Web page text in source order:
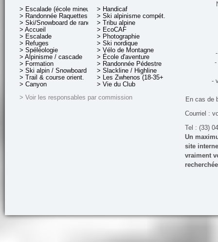
> Escalade (école mineurs)
> Randonnée Raquettes
> Ski/Snowboard de rando.
> Accueil
> Escalade
> Refuges
> Spéléologie
> Alpinisme / cascade
> Formation
> Ski alpin / Snowboard
> Trail & course orient.
> Canyon
> Handicaf
> Ski alpinisme compét.
> Tribu alpine
> EcoCAF
> Photographie
> Ski nordique
> Vélo de Montagne
> École d'aventure
> Randonnée Pédestre
> Slackline / Highline
> Les Zwhenos (18-35+ ans)
> Vie du Club
> Voir les responsables par commission
-
-
En cas de
Courriel :
Tel : (33)
Un
site
vraiment